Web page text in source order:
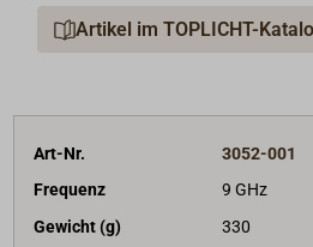
Artikel im TOPLICHT-
Art-Nr.
3052-001
Frequenz
9 GHz
Gewicht (g)
330